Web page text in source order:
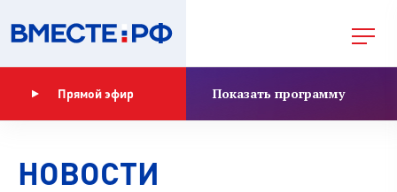
Прямой эфир Показать программу
НОВОСТИ